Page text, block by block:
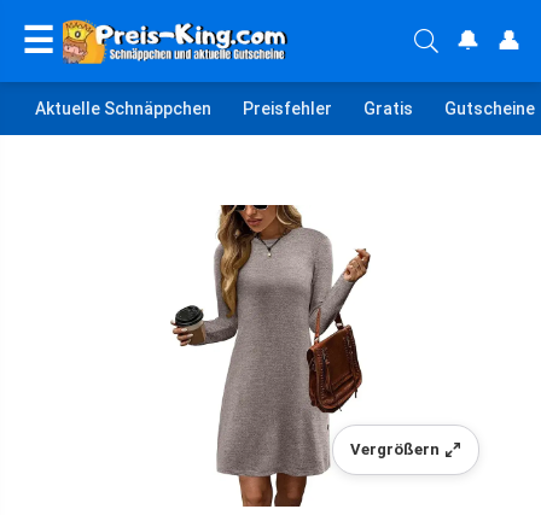
☰ 🔔 👤
Aktuelle Schnäppchen Preisfehler Gratis Gutscheine
Vergrößern